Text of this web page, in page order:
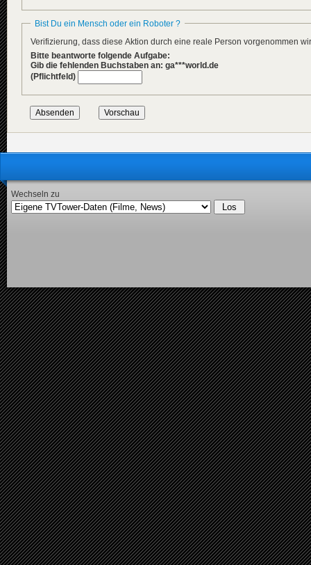
Bist Du ein Mensch oder ein Roboter ?
Verifizierung, dass diese Aktion durch eine reale Person vorgenommen
Bitte beantworte folgende Aufgabe:
Gib die fehlenden Buchstaben an: ga***world.de
(Pflichtfeld)
Wechseln zu